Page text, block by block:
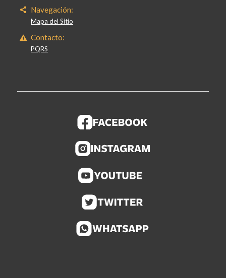
Navegación:
Mapa del Sitio
Contacto:
PQRS